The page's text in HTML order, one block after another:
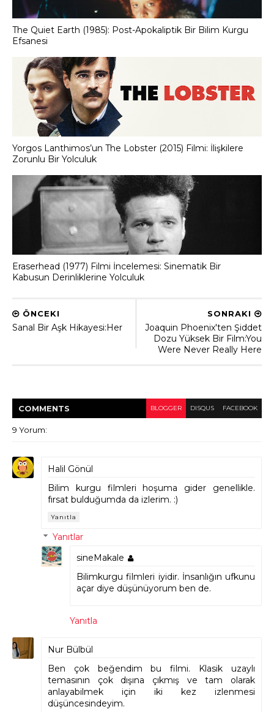
The Quiet Earth (1985): Post-Apokaliptik Bir Bilim Kurgu
Efsanesi
Yorgos Lanthimos’un The Lobster (2015) Filmi: İlişkilere
Zorunlu Bir Yolculuk
Eraserhead (1977) Filmi İncelemesi: Sinematik Bir
Kabusun Derinliklerine Yolculuk
SONRAKI
Joaquin Phoenix'ten Şiddet
Dozu Yüksek Bir Film:You
Were Never Really Here
ÖNCEKI
Sanal Bir Aşk Hikayesi:Her
COMMENTS BLOGGER DISQUS FACEBOOK
9 Yorum:
Halil Gönül
Bilim kurgu filmleri hoşuma gider genellikle.
fırsat bulduğumda da izlerim. :)
Yanıtla
Yanıtlar
sineMakale
Bilimkurgu filmleri iyidir. İnsanlığın ufkunu
açar diye düşünüyorum ben de.
Yanıtla
Nur Bülbül
Ben çok beğendim bu filmi. Klasik uzaylı
temasının çok dışına çıkmış ve tam olarak
anlayabilmek için iki kez izlenmesi
düşüncesindeyim.